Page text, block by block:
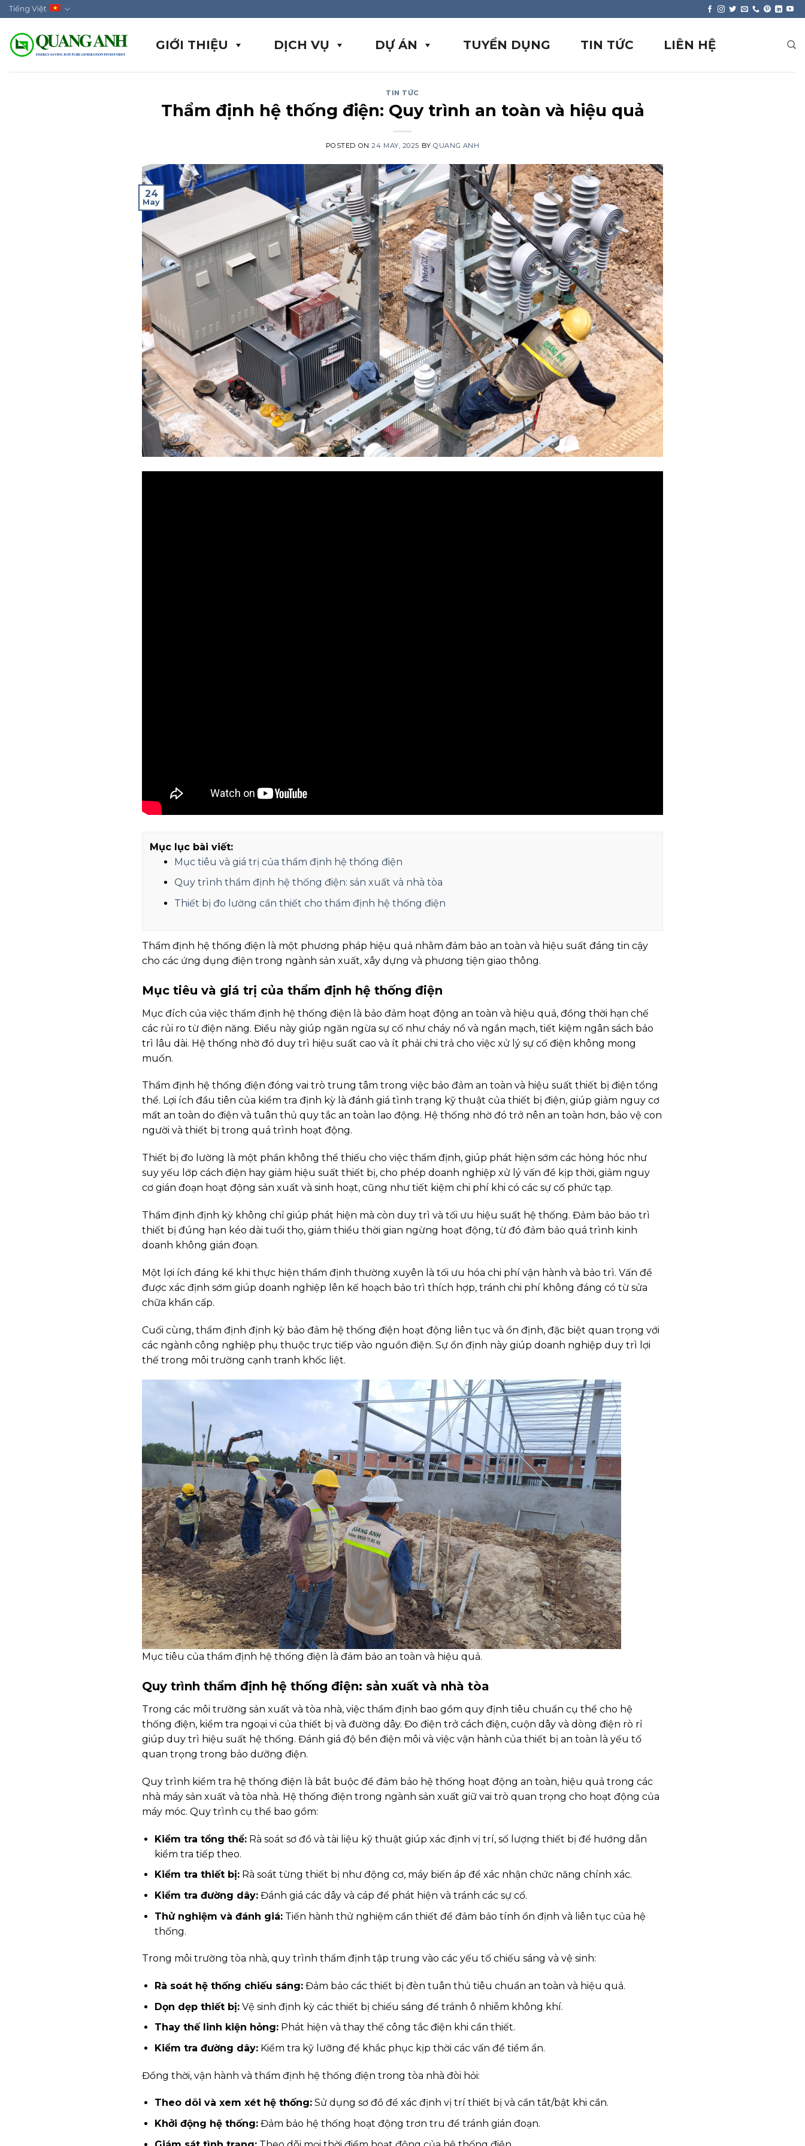
Skip
to
content
Tiếng Việt
GIỚI THIỆU DỊCH VỤ DỰ ÁN TUYỂN DỤNG TIN TỨC LIÊN HỆ
TIN TỨC
Thẩm định hệ thống điện: Quy trình an toàn và hiệu quả
POSTED ON24 MAY, 2025 BYQUANG ANH
24
May
Mục lục bài viết:
Mục tiêu và giá trị của thẩm định hệ thống điện
Quy trình thẩm định hệ thống điện: sản xuất và nhà tòa
Thiết bị đo lường cần thiết cho thẩm định hệ thống điện
Thẩm định hệ thống điện là một phương pháp hiệu quả nhằm đảm bảo an toàn và hiệu suất đáng tin cậy
cho các ứng dụng điện trong ngành sản xuất, xây dựng và phương tiện giao thông.
Mục tiêu và giá trị của thẩm định hệ thống điện
Mục đích của việc thẩm định hệ thống điện là bảo đảm hoạt động an toàn và hiệu quả, đồng thời hạn chế
các rủi ro từ điện năng. Điều này giúp ngăn ngừa sự cố như cháy nổ và ngắn mạch, tiết kiệm ngân sách bảo
trì lâu dài. Hệ thống nhờ đó duy trì hiệu suất cao và ít phải chi trả cho việc xử lý sự cố điện không mong
muốn.
Thẩm định hệ thống điện đóng vai trò trung tâm trong việc bảo đảm an toàn và hiệu suất thiết bị điện tổng
thể. Lợi ích đầu tiên của kiểm tra định kỳ là đánh giá tình trạng kỹ thuật của thiết bị điện, giúp giảm nguy cơ
mất an toàn do điện và tuân thủ quy tắc an toàn lao động. Hệ thống nhờ đó trở nên an toàn hơn, bảo vệ con
người và thiết bị trong quá trình hoạt động.
Thiết bị đo lường là một phần không thể thiếu cho việc thẩm định, giúp phát hiện sớm các hỏng hóc như
suy yếu lớp cách điện hay giảm hiệu suất thiết bị, cho phép doanh nghiệp xử lý vấn đề kịp thời, giảm nguy
cơ gián đoạn hoạt động sản xuất và sinh hoạt, cũng như tiết kiệm chi phí khi có các sự cố phức tạp.
Thẩm định định kỳ không chỉ giúp phát hiện mà còn duy trì và tối ưu hiệu suất hệ thống. Đảm bảo bảo trì
thiết bị đúng hạn kéo dài tuổi thọ, giảm thiểu thời gian ngừng hoạt động, từ đó đảm bảo quá trình kinh
doanh không gián đoạn.
Một lợi ích đáng kể khi thực hiện thẩm định thường xuyên là tối ưu hóa chi phí vận hành và bảo trì. Vấn đề
được xác định sớm giúp doanh nghiệp lên kế hoạch bảo trì thích hợp, tránh chi phí không đáng có từ sửa
chữa khẩn cấp.
Cuối cùng, thẩm định định kỳ bảo đảm hệ thống điện hoạt động liên tục và ổn định, đặc biệt quan trọng với
các ngành công nghiệp phụ thuộc trực tiếp vào nguồn điện. Sự ổn định này giúp doanh nghiệp duy trì lợi
thế trong môi trường cạnh tranh khốc liệt.
Mục tiêu của thẩm định hệ thống điện là đảm bảo an toàn và hiệu quả.
Quy trình thẩm định hệ thống điện: sản xuất và nhà tòa
Trong các môi trường sản xuất và tòa nhà, việc thẩm định bao gồm quy định tiêu chuẩn cụ thể cho hệ
thống điện, kiểm tra ngoại vi của thiết bị và đường dây. Đo điện trở cách điện, cuộn dây và dòng điện rò rỉ
giúp duy trì hiệu suất hệ thống. Đánh giá độ bền điện môi và việc vận hành của thiết bị an toàn là yếu tố
quan trọng trong bảo dưỡng điện.
Quy trình kiểm tra hệ thống điện là bắt buộc để đảm bảo hệ thống hoạt động an toàn, hiệu quả trong các
nhà máy sản xuất và tòa nhà. Hệ thống điện trong ngành sản xuất giữ vai trò quan trọng cho hoạt động của
máy móc. Quy trình cụ thể bao gồm:
Kiểm tra tổng thể:Rà soát sơ đồ và tài liệu kỹ thuật giúp xác định vị trí, số lượng thiết bị để hướng dẫn
kiểm tra tiếp theo.
Kiểm tra thiết bị:Rà soát từng thiết bị như động cơ, máy biến áp để xác nhận chức năng chính xác.
Kiểm tra đường dây:Đánh giá các dây và cáp để phát hiện và tránh các sự cố.
Thử nghiệm và đánh giá:Tiến hành thử nghiệm cần thiết để đảm bảo tính ổn định và liên tục của hệ
thống.
Trong môi trường tòa nhà, quy trình thẩm định tập trung vào các yếu tố chiếu sáng và vệ sinh:
Rà soát hệ thống chiếu sáng:Đảm bảo các thiết bị đèn tuân thủ tiêu chuẩn an toàn và hiệu quả.
Dọn dẹp thiết bị:Vệ sinh định kỳ các thiết bị chiếu sáng để tránh ô nhiễm không khí.
Thay thế linh kiện hỏng:Phát hiện và thay thế công tắc điện khi cần thiết.
Kiểm tra đường dây:Kiểm tra kỹ lưỡng để khắc phục kịp thời các vấn đề tiềm ẩn.
Đồng thời, vận hành và thẩm định hệ thống điện trong tòa nhà đòi hỏi:
Theo dõi và xem xét hệ thống:Sử dụng sơ đồ để xác định vị trí thiết bị và cần tắt/bật khi cần.
Khởi động hệ thống:Đảm bảo hệ thống hoạt động trơn tru để tránh gián đoạn.